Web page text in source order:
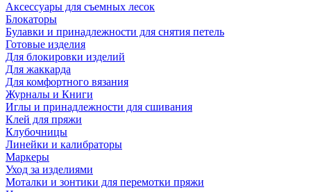
Аксессуары для съемных лесок
Блокаторы
Булавки и принадлежности для снятия петель
Готовые изделия
Для блокировки изделий
Для жаккарда
Для комфортного вязания
Журналы и Книги
Иглы и принадлежности для сшивания
Клей для пряжи
Клубочницы
Линейки и калибраторы
Маркеры
Уход за изделиями
Моталки и зонтики для перемотки пряжи